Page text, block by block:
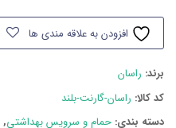
بلند
راسان
گارنت
عدد
افزودن به علاقه مندی ها
برند: راسان
کد کالا: راسان-گارنت-بلند
دسته بند‌ی: حمام و سرویس بهداشتی,